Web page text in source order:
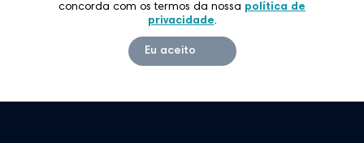
concorda com os termos da nossa política de
privacidade.
Eu aceito